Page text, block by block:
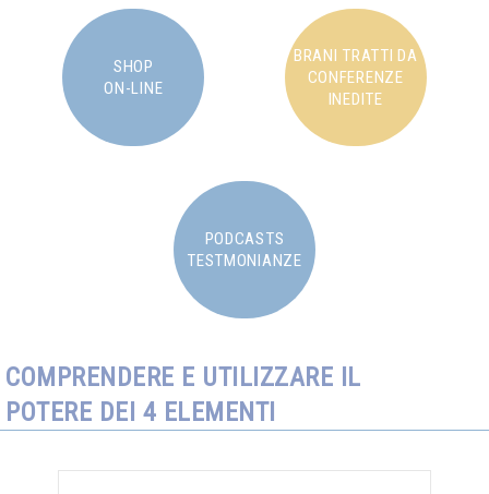
SHOP
ON-LINE
BRANI TRATTI DA
CONFERENZE
INEDITE
PODCASTS
TESTMONIANZE
COMPRENDERE E UTILIZZARE IL
POTERE DEI 4 ELEMENTI